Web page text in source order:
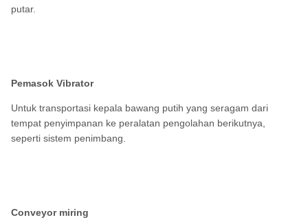
putar.
Pemasok Vibrator
Untuk transportasi kepala bawang putih yang seragam dari
tempat penyimpanan ke peralatan pengolahan berikutnya,
seperti sistem penimbang.
Conveyor miring